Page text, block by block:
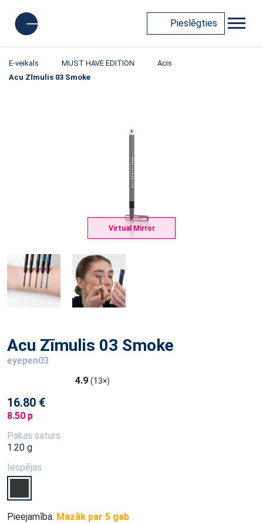
Pieslēgties
E-veikals MUST HAVE EDITION
Acis
Acu Zīmulis 03 Smoke
Virtual Mirror
Acu Zīmulis 03 Smoke
eyepen03
4.9 (13×)
16.80 €
8.50 p
Pakas saturs
1.20 g
Iespējas
Pieejamība: Mazāk par 5 gab